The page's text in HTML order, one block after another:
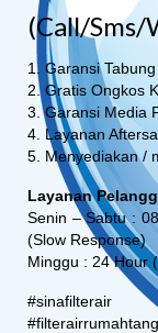
(Call/Sms/
1. Garansi
2. Gratis Ongkos
3. Garansi Media
4. Layanan
5. Menyediakan /
Layanan
Senin – Sabtu :
(Slow Response)
Minggu : 24 Hour
#sinafilterair